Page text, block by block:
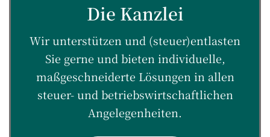
Die Kanzlei
Wir unterstützen und (steuer)entlasten
Sie gerne und bieten individuelle,
maßgeschneiderte Lösungen in allen
steuer- und betriebswirtschaftlichen
Angelegenheiten.